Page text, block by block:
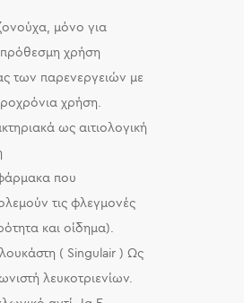
μόνο για
χρήση
των παρενεργειών με
χρήση.
ως αιτιολογική
που
τις φλεγμονές
και οίδημα).
( Singulair ) Ως
λευκοτριενίων.